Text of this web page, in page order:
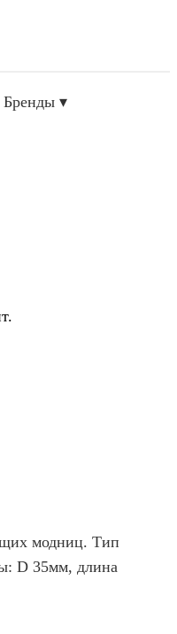
Бренды ▾
модниц. Тип
D 35мм, длина